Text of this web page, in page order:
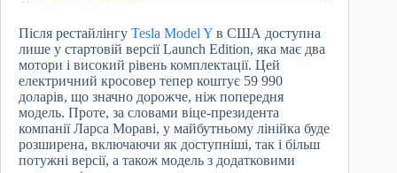
Після рестайлінгу Tesla Model Y в США доступна
лише у стартовій версії Launch Edition, яка має два
мотори і високий рівень комплектації. Цей
електричний кросовер тепер коштує 59 990
доларів, що значно дорожче, ніж попередня
модель. Проте, за словами віце-президента
компанії Ларса Мораві, у майбутньому лінійка буде
розширена, включаючи як доступніші, так і більш
потужні версії, а також модель з додатковими